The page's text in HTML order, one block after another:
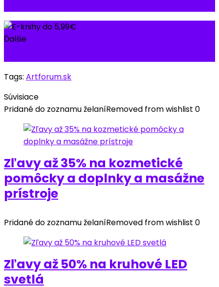
Ďalšie
Tags: Artforum.sk
Súvisiace
Pridané do zoznamu želaníRemoved from wishlist 0
Zľavy až 35% na kozmetické
pomôcky a doplnky a masážne
prístroje
Pridané do zoznamu želaníRemoved from wishlist 0
Zľavy až 50% na kruhové LED
svetlá